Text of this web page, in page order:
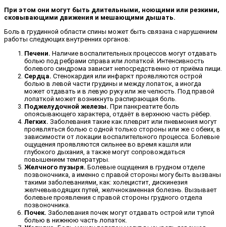
При этом они могут быть длительными, ноющими или резкими,
сковывающими движения и мешающими дышать.
Боль в грудинной области спины может быть связана с нарушением
работы следующих внутренних органов:
Печени. Наличие воспалительных процессов могут отдавать
болью под ребрами справа или лопаткой. Интенсивность
болевого синдрома зависит непосредственно от приёма пищи.
Сердца. Стенокардия или инфаркт проявляются острой
болью в левой части грудины и между лопаток, а иногда
может отдавать и в левую руку или же челюсть. Под правой
лопаткой может возникнуть распирающая боль.
Поджелудочной железы. При панкреатите боль
опоясывающего характера, отдаёт в верхнюю часть рёбер.
Легких. Заболевания такие как плеврит или пневмония могут
проявляться болью с одной только стороны или же с обеих, в
зависимости от локации воспалительного процесса. Болевые
ощущения проявляются сильнее во время кашля или
глубокого дыхания, а также могут сопровождаться
повышением температуры.
Желчного пузыря. Болевые ощущения в грудном отделе
позвоночника, а именно с правой стороны могу быть вызваны
такими заболеваниями, как: холецистит, дискинезия
желчевыводящих путей, желчнокаменная болезнь. Вызывает
болевые проявления с правой стороны грудного отдела
позвоночника.
Почек. Заболевания почек могут отдавать острой или тупой
болью в нижнюю часть лопаток.